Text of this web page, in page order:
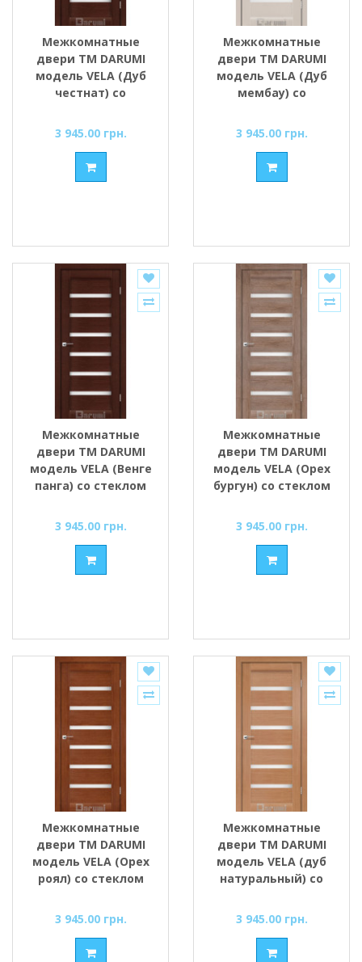
Межкомнатные
двери ТМ DARUMI
модель VELA (Дуб
честнат) со
3 945.00 грн.
Межкомнатные
двери ТМ DARUMI
модель VELA (Дуб
мембау) со
3 945.00 грн.
Межкомнатные
двери ТМ DARUMI
модель VELA (Венге
панга) со стеклом
3 945.00 грн.
Межкомнатные
двери ТМ DARUMI
модель VELA (Орех
бургун) со стеклом
3 945.00 грн.
Межкомнатные
двери ТМ DARUMI
модель VELA (Орех
роял) со стеклом
3 945.00 грн.
Межкомнатные
двери ТМ DARUMI
модель VELA (дуб
натуральный) со
3 945.00 грн.